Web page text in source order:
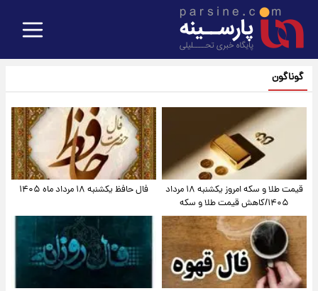
گوناگون
قیمت طلا و سکه امروز یکشنبه ۱۸ مرداد
۱۴۰۵/کاهش قیمت طلا و سکه
فال حافظ یکشنبه ۱۸ مرداد ماه ۱۴۰۵